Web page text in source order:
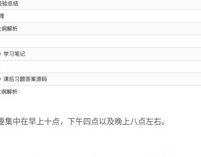
中在早上十点，下午四点以及晚上八点左右。